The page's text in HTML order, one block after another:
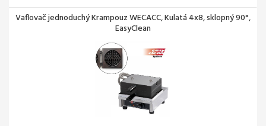
Vaflovač jednoduchý Krampouz WECACC, Kulatá 4x8, sklopný 90°,
EasyClean